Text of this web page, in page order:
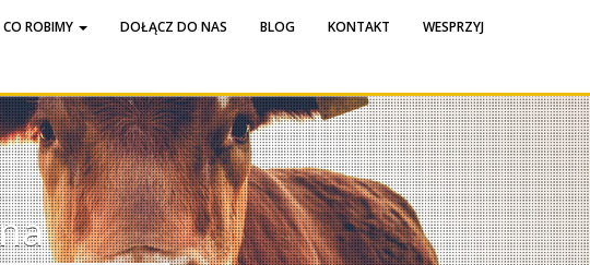
CO ROBIMY DOŁĄCZ DO NAS BLOG KONTAKT WESPRZYJ